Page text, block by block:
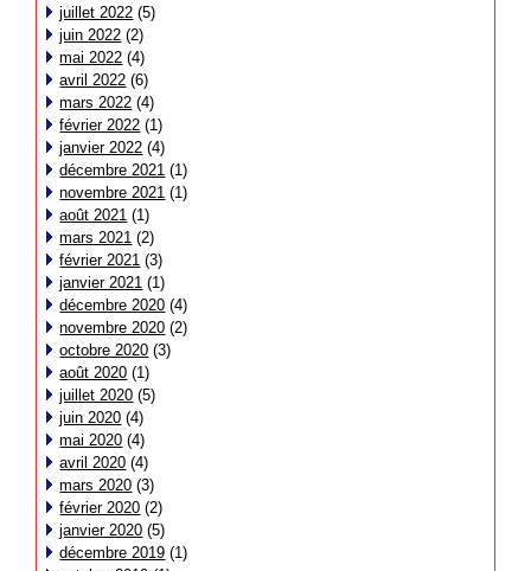
juillet 2022 (5)
juin 2022 (2)
mai 2022 (4)
avril 2022 (6)
mars 2022 (4)
février 2022 (1)
janvier 2022 (4)
décembre 2021 (1)
novembre 2021 (1)
août 2021 (1)
mars 2021 (2)
février 2021 (3)
janvier 2021 (1)
décembre 2020 (4)
novembre 2020 (2)
octobre 2020 (3)
août 2020 (1)
juillet 2020 (5)
juin 2020 (4)
mai 2020 (4)
avril 2020 (4)
mars 2020 (3)
février 2020 (2)
janvier 2020 (5)
décembre 2019 (1)